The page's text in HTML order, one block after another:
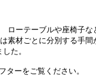
ーテーブルや座椅子
材ごとに分別する手
た。
ーをご覧ください。